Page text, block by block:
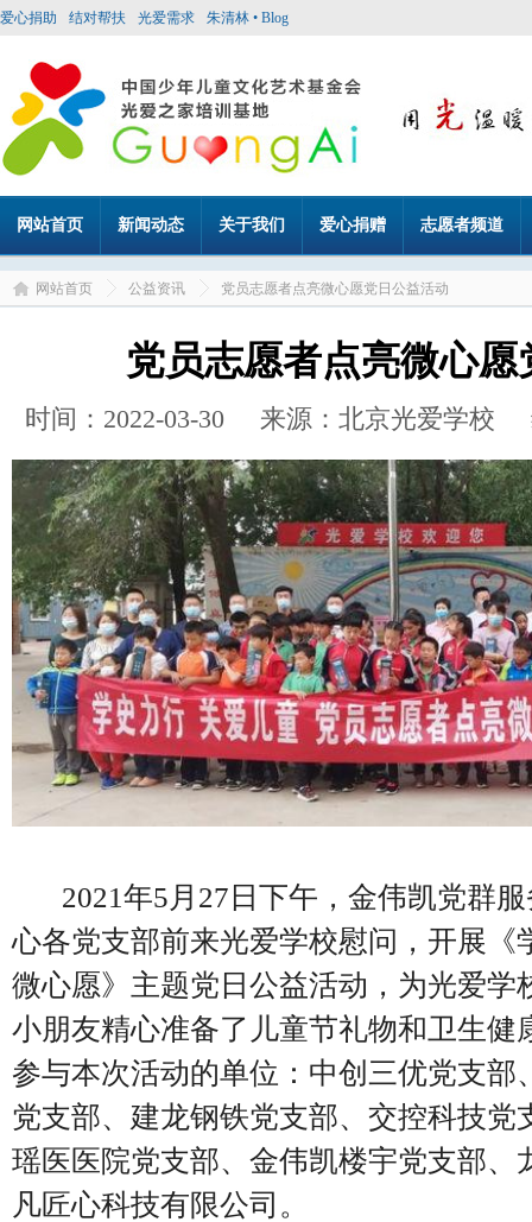
爱心捐助 结对帮扶 光爱需求 朱清林 • Blog
网站首页 新闻动态 关于我们 爱心捐赠 志愿者频道
网站首页 公益资讯 党员志愿者点亮微心愿党日公益活动
党员志愿者点亮微心愿
时间：2022-03-30 来源：北京光爱学
2021年5月27日下午，金伟凯党群服
心各党支部前来光爱学校慰问，开展《
微心愿》主题党日公益活动， 为光爱学
小朋友精心准备了儿童节礼物和卫生健
参与本次活动的单位：中创三优党支部
党支部、建龙钢铁党支部、交控科技党
瑶医医院党支部、金伟凯楼宇党支部、
凡匠心科技有限公司。